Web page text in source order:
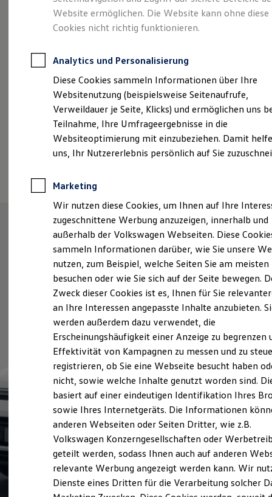
Elektroauto Leasing
Kleinwagen-Leasing
Leasing ohne Anzahlung
Autokredit mit Schlussrate
Versicherungen und Garantien
Kfz-Versicherung
Restschuldversicherungen
Garantien
Wartungsverträge
Geschäftskunden
Professional Class bei Volkswagen
Großkunden
Behörden
Anpfiff zum Gewinn
Elektroautos
ID. Tutorials
Elektrofahrzeugkonzepte
Reichweite
Reichweite der ID. Modelle
Reichweite im Winter
Laden
Laden unterwegs
Laden Zuhause
Ladezeitensimulator
Batterie
Sicherheit
Garantie und Lebensdauer
Nachhaltigkeit
Technologie
Kosten und Kauf
Verbrauchskosten
Kaufoptionen
E-Auto-Förderung
Software und Konnektivität
Die ID. Software 6
ID. Software Versionen und Updates
Digitale Extras
Schnittstellen zu Ihrem ID.
Tiguan.
Website ermöglichen. Die Website kann ohne diese
Cookies nicht richtig funktionieren.
Analytics und Personalisierung
Diese Cookies sammeln Informationen über Ihre
Websitenutzung (beispielsweise Seitenaufrufe,
Verweildauer je Seite, Klicks) und ermöglichen uns
Teilnahme, Ihre Umfrageergebnisse in die
Websiteoptimierung mit einzubeziehen. Damit
uns, Ihr Nutzererlebnis persönlich auf Sie
Marketing
Wir nutzen diese Cookies, um Ihnen auf Ihre
zugeschnittene Werbung anzuzeigen, innerhalb und
außerhalb der Volkswagen Webseiten. Diese
sammeln Informationen darüber, wie Sie unsere
nutzen, zum Beispiel, welche Seiten Sie am meisten
besuchen oder wie Sie sich auf der Seite bewegen.
Zweck dieser Cookies ist es, Ihnen für Sie
an Ihre Interessen angepasste Inhalte anzubieten.
werden außerdem dazu verwendet, die
Erscheinungshäufigkeit einer Anzeige zu begrenzen
Effektivität von Kampagnen zu messen und zu
registrieren, ob Sie eine Webseite besucht haben
nicht, sowie welche Inhalte genutzt worden sind.
basiert auf einer eindeutigen Identifikation Ihres
sowie Ihres Internetgeräts. Die Informationen
anderen Webseiten oder Seiten Dritter, wie z.B.
Volkswagen Konzerngesellschaften oder
geteilt werden, sodass Ihnen auch auf anderen
relevante Werbung angezeigt werden kann. Wir
Dienste eines Dritten für die Verarbeitung solcher